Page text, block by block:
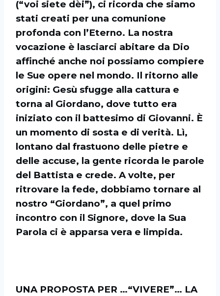
(“voi siete dèi”), ci ricorda che siamo
stati creati per una comunione
profonda con l’Eterno. La nostra
vocazione è lasciarci abitare da Dio
affinché anche noi possiamo compiere
le Sue opere nel mondo. Il ritorno alle
origini: Gesù sfugge alla cattura e
torna al Giordano, dove tutto era
iniziato con il battesimo di Giovanni. È
un momento di sosta e di verità. Lì,
lontano dal frastuono delle pietre e
delle accuse, la gente ricorda le parole
del Battista e crede. A volte, per
ritrovare la fede, dobbiamo tornare al
nostro “Giordano”, a quel primo
incontro con il Signore, dove la Sua
Parola ci è apparsa vera e limpida.
UNA PROPOSTA PER …“VIVERE”… LA